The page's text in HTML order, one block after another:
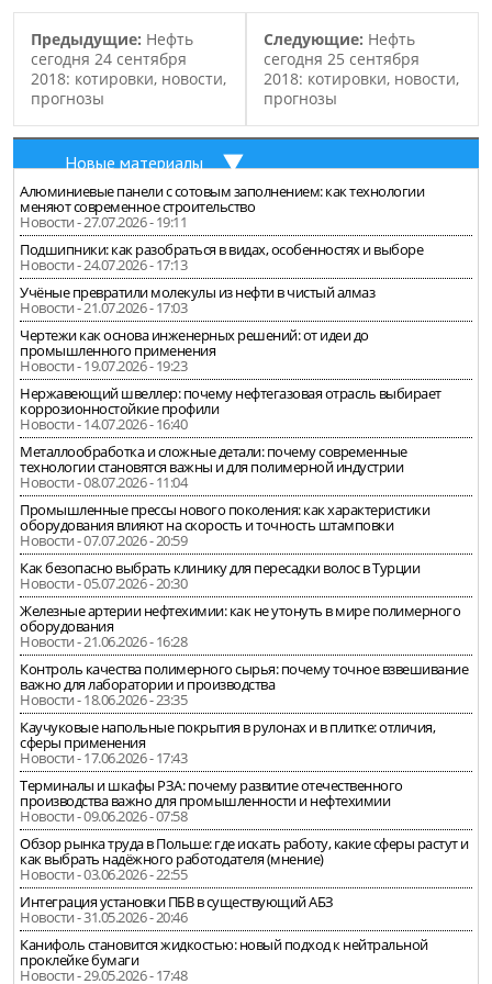
была представлена
различная смазочная
продукция “Shell” для
пассажирского
транспорта,…
Предыдущие: Нефть
сегодня 24 сентября
2018: котировки, новости,
прогнозы
Следующие: Нефть
сегодня 25 сентября
2018: котировки, новости,
прогнозы
Новые материалы
Алюминиевые панели с сотовым заполнением: как технологии
меняют современное строительство
Новости - 27.07.2026 - 19:11
Подшипники: как разобраться в видах, особенностях и выборе
Новости - 24.07.2026 - 17:13
Учёные превратили молекулы из нефти в чистый алмаз
Новости - 21.07.2026 - 17:03
Чертежи как основа инженерных решений: от идеи до
промышленного применения
Новости - 19.07.2026 - 19:23
Нержавеющий швеллер: почему нефтегазовая отрасль выбирает
коррозионностойкие профили
Новости - 14.07.2026 - 16:40
Металлообработка и сложные детали: почему современные
технологии становятся важны и для полимерной индустрии
Новости - 08.07.2026 - 11:04
Промышленные прессы нового поколения: как характеристики
оборудования влияют на скорость и точность штамповки
Новости - 07.07.2026 - 20:59
Как безопасно выбрать клинику для пересадки волос в Турции
Новости - 05.07.2026 - 20:30
Железные артерии нефтехимии: как не утонуть в мире полимерного
оборудования
Новости - 21.06.2026 - 16:28
Контроль качества полимерного сырья: почему точное взвешивание
важно для лаборатории и производства
Новости - 18.06.2026 - 23:35
Каучуковые напольные покрытия в рулонах и в плитке: отличия,
сферы применения
Новости - 17.06.2026 - 17:43
Терминалы и шкафы РЗА: почему развитие отечественного
производства важно для промышленности и нефтехимии
Новости - 09.06.2026 - 07:58
Обзор рынка труда в Польше: где искать работу, какие сферы растут и
как выбрать надёжного работодателя (мнение)
Новости - 03.06.2026 - 22:55
Интеграция установки ПБВ в существующий АБЗ
Новости - 31.05.2026 - 20:46
Канифоль становится жидкостью: новый подход к нейтральной
проклейке бумаги
Новости - 29.05.2026 - 17:48